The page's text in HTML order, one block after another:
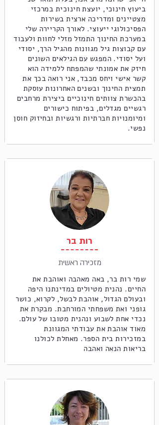
ביעוץ חינוכי, יועצת חינוכית במרכזי
מצטיינים ומדריכה ארצית בשירות
הפסיכולוגי ייעוצי. לאורך הקריירה שלי
במערכת החינוך התמזל מזלי לחוות ולעבוד
עם קבוצות גיל מגוונות מהגיל הרך, יסודי
ועל יסודי. המפגש עם הגילאים השונים
חיזק את אמונתי שהמפתח ללמידה הוא
קשר אישי ויחס מכבד, אני רואה בכך את
תמצית החינוך ובשנים האחרונות עוסקת
בהכשרת צוותים חינוכיים ביצירת מרחבים
רגשיים מגדלים, בפיתוח כישורים
ומיומנויות חברתיות ורגשיות ובחיזוק חוסן
נפשי.
רות בר
מזכירה ראשית
שמי רות בר, באה מאהבה ואוהבת את
החיים. נהנית מטיולים במדינתנו היפה
ובעולם הגדול, אוהבת לבשל, לקרוא, כושר
גופני ואת משפחתי המורחבת. מבקרת את
נכדי אחת לשבוע ונהנית מטובו של עולם.
מאוד אוהבת את עבודתי המגוונת
במזכירות בית הספר. מאחלת לכולנו
בריאות הנאה ואהבה